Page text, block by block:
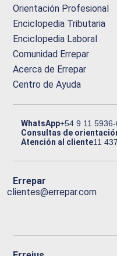
Orientación Profesional
Enciclopedia Tributaria
Enciclopedia Laboral
Comunidad Errepar
Acerca de Errepar
Centro de Ayuda
WhatsApp+54 9 11
Consultas de
Atención al cliente11
Errepar
clientes@errepar.com